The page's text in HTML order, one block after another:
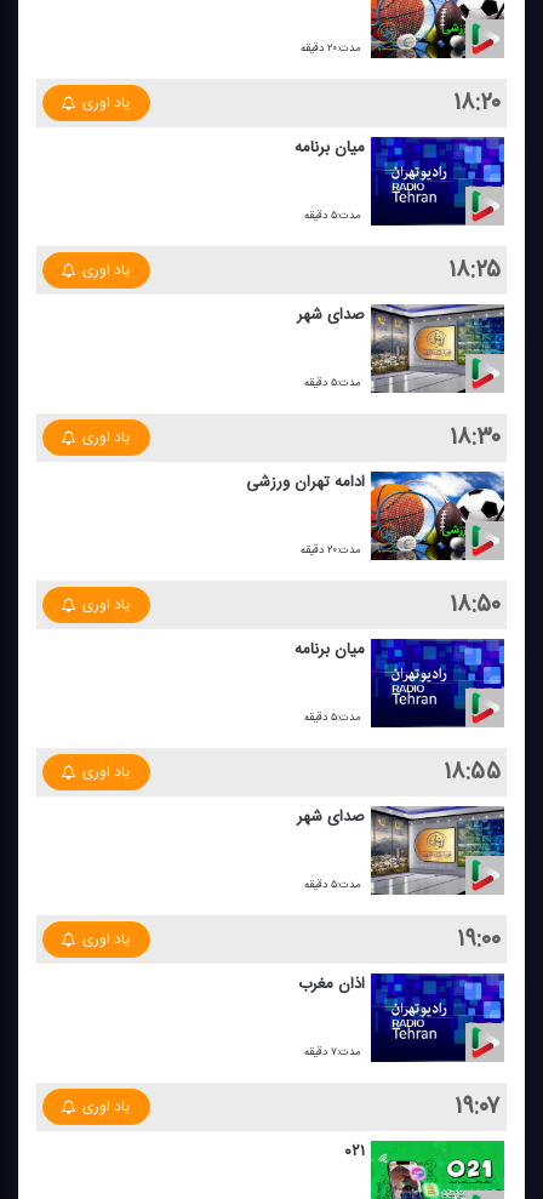
مدت:۲۰ دقیقه
۱۸:۲۰ یاد اوری
میان برنامه
مدت:۵ دقیقه
۱۸:۲۵ یاد اوری
صدای شهر
مدت:۵ دقیقه
۱۸:۳۰ یاد اوری
ادامه تهران ورزشی
مدت:۲۰ دقیقه
۱۸:۵۰ یاد اوری
میان برنامه
مدت:۵ دقیقه
۱۸:۵۵ یاد اوری
صدای شهر
مدت:۵ دقیقه
۱۹:۰۰ یاد اوری
اذان مغرب
مدت:۷ دقیقه
۱۹:۰۷ یاد اوری
۰۲۱